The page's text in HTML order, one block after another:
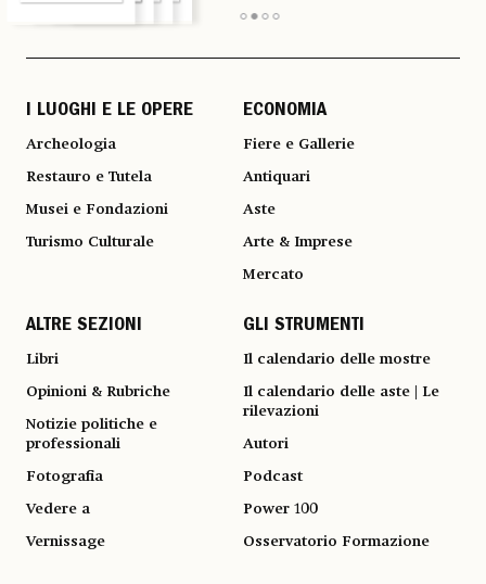
I LUOGHI E LE OPERE
Archeologia
Restauro e Tutela
Musei e Fondazioni
Turismo Culturale
ECONOMIA
Fiere e Gallerie
Antiquari
Aste
Arte & Imprese
Mercato
ALTRE SEZIONI
Libri
Opinioni & Rubriche
Notizie politiche e
professionali
Fotografia
Vedere a
Vernissage
GLI STRUMENTI
Il calendario delle mostre
Il calendario delle aste | Le
rilevazioni
Autori
Podcast
Power 100
Osservatorio Formazione